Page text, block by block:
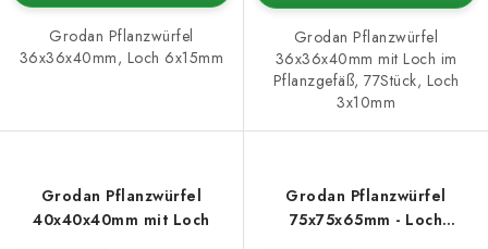
Grodan Pflanzwürfel
36x36x40mm, Loch 6x15mm
Grodan Pflanzwürfel
36x36x40mm mit Loch im
Pflanzgefäß, 77Stück, Loch
3x10mm
Grodan Pflanzwürfel
40x40x40mm mit Loch
Grodan Pflanzwürfel
75x75x65mm - Loch